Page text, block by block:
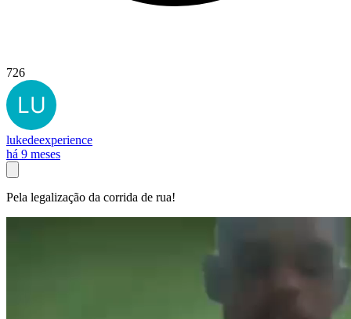
726
lukedeexperience
há 9 meses
Pela legalização da corrida de rua!